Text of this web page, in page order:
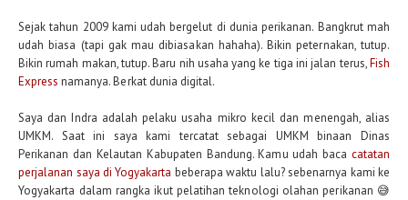
Sejak tahun 2009 kami udah bergelut di dunia perikanan. Bangkrut mah
udah biasa (tapi gak mau dibiasakan hahaha). Bikin peternakan, tutup.
Bikin rumah makan, tutup. Baru nih usaha yang ke tiga ini jalan terus,Fish
Express namanya. Berkat dunia digital.
Saya dan Indra adalah pelaku usaha mikro kecil dan menengah, alias
UMKM. Saat ini saya kami tercatat sebagai UMKM binaan Dinas
Perikanan dan Kelautan Kabupaten Bandung. Kamu udah baca catatan
perjalanan saya di Yogyakarta beberapa waktu lalu? sebenarnya kami ke
Yogyakarta dalam rangka ikut pelatihan teknologi olahan perikanan 😅